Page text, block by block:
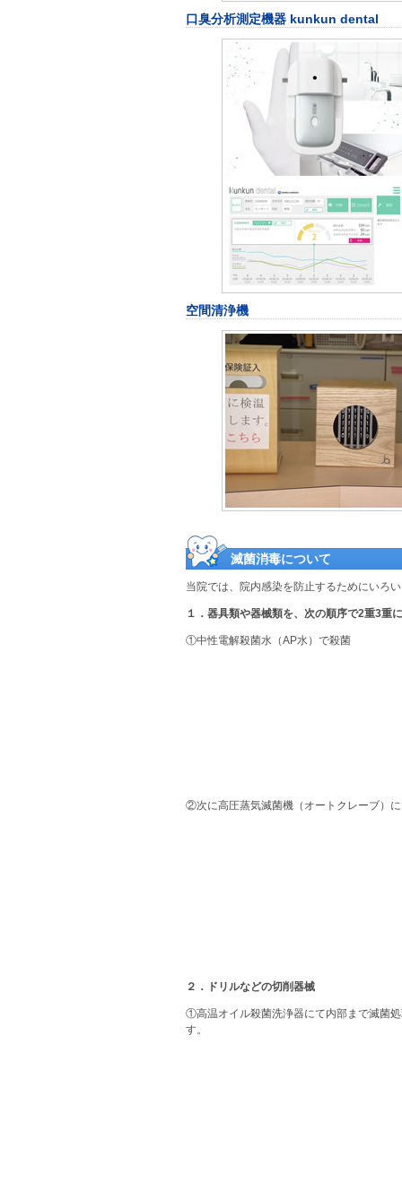
口臭分析測定機器 kunkun dental
空間清浄機
滅菌消毒について
当院では、院内感染を防止するためにいろ
１．器具類や器械類を、次の順序で2重3重
①中性電解殺菌水（AP水）で殺菌
②次に高圧蒸気滅菌機（オートクレーブ）
２．ドリルなどの切削器械
①高温オイル殺菌洗浄器にて内部まで滅菌
す。